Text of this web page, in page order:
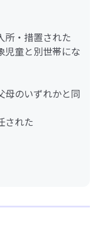
所・措置された
児童と別世帯にな
母のいずれかと同
された